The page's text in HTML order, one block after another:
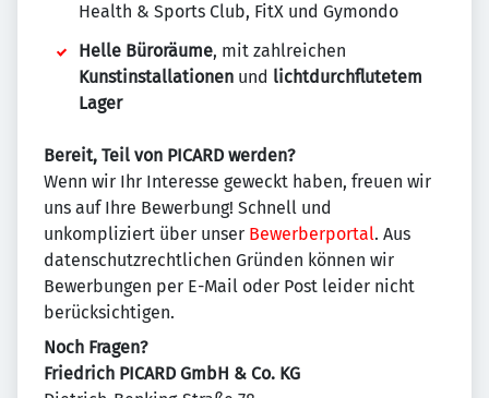
Health & Sports Club, FitX und Gymondo
Helle Büroräume, mit zahlreichen
Kunstinstallationen und lichtdurchflutetem
Lager
Bereit, Teil von PICARD werden?
Wenn wir Ihr Interesse geweckt haben, freuen wir
uns auf Ihre Bewerbung! Schnell und
unkompliziert über unser Bewerberportal. Aus
datenschutzrechtlichen Gründen können wir
Bewerbungen per E-Mail oder Post leider nicht
berück­sichtigen.
Noch Fragen?
Friedrich PICARD GmbH & Co. KG